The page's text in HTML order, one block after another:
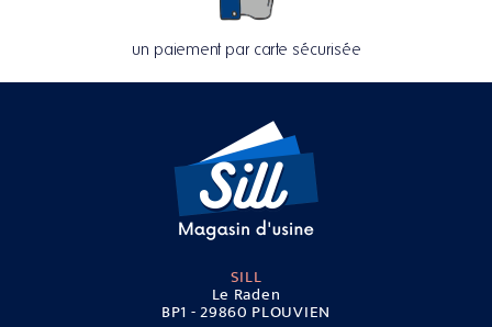
un paiement par carte sécurisée
SILL
Le Raden
BP1 - 29860 PLOUVIEN